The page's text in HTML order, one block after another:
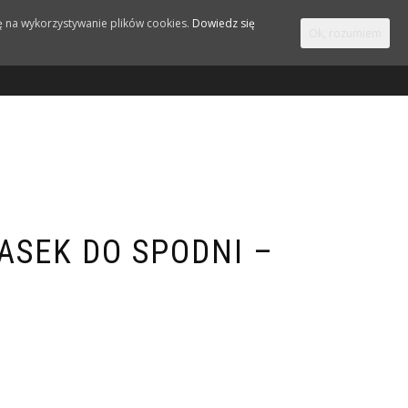
0
DO SPODNI –
wykorzystywanie plików cookies. Dowiedz się